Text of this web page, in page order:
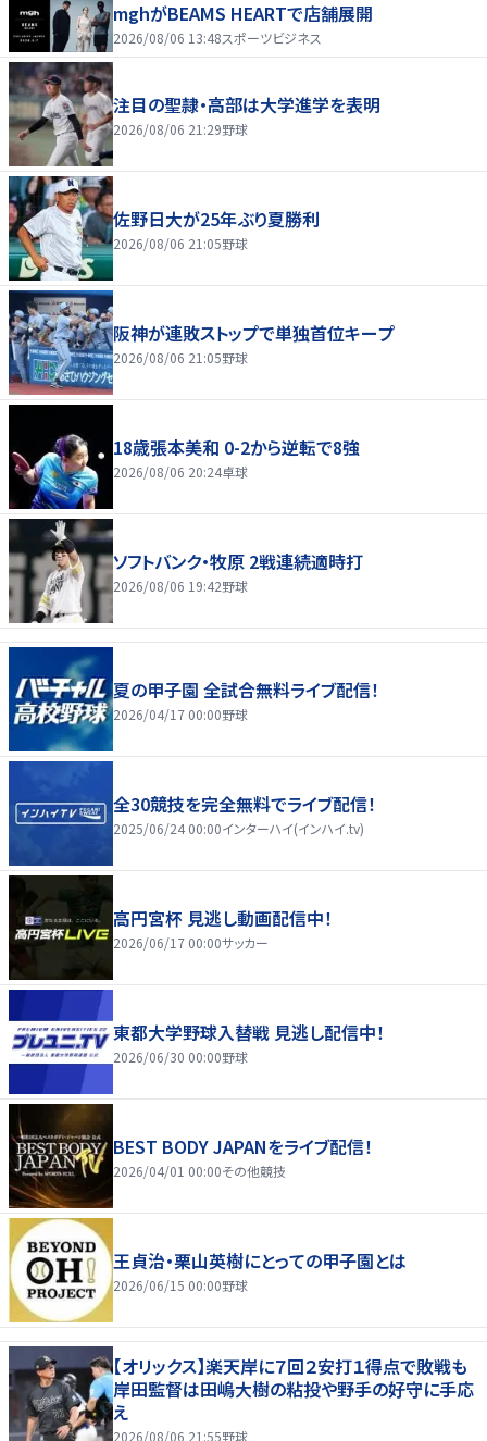
mghがBEAMS HEARTで店舗展開
2026/08/06 13:48スポーツビジネス
注目の聖隷・高部は大学進学を表明
2026/08/06 21:29野球
佐野日大が25年ぶり夏勝利
2026/08/06 21:05野球
阪神が連敗ストップで単独首位キープ
2026/08/06 21:05野球
18歳張本美和 0-2から逆転で8強
2026/08/06 20:24卓球
ソフトバンク・牧原 2戦連続適時打
2026/08/06 19:42野球
夏の甲子園 全試合無料ライブ配信！
2026/04/17 00:00野球
全30競技を完全無料でライブ配信！
2025/06/24 00:00インターハイ(インハイ.tv)
高円宮杯 見逃し動画配信中！
2026/06/17 00:00サッカー
東都大学野球入替戦 見逃し配信中！
2026/06/30 00:00野球
BEST BODY JAPANをライブ配信！
2026/04/01 00:00その他競技
王貞治・栗山英樹にとっての甲子園とは
2026/06/15 00:00野球
【オリックス】楽天岸に７回２安打１得点で敗戦も
岸田監督は田嶋大樹の粘投や野手の好守に手応
え
2026/08/06 21:55野球